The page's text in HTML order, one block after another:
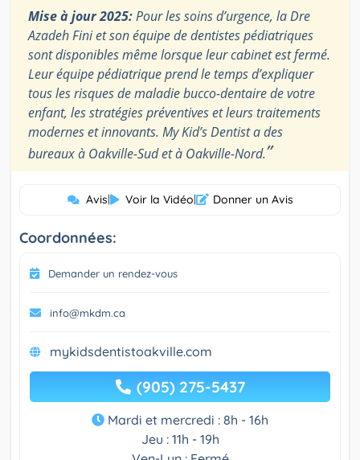
Mise à jour 2025:Pour les soins d’urgence, la Dre
Azadeh Fini et son équipe de dentistes pédiatriques
sont disponibles même lorsque leur cabinet est fermé.
Leur équipe pédiatrique prend le temps d’expliquer
tous les risques de maladie bucco-dentaire de votre
enfant, les stratégies préventives et leurs traitements
modernes et innovants. My Kid’s Dentist a des
bureaux à Oakville-Sud et à Oakville-Nord.”
Avis| Voir la Vidéo| Donner un Avis
Coordonnées:
Demander un rendez-vous
info@mkdm.ca
mykidsdentistoakville.com
(905) 275-5437
Mardi et mercredi : 8h - 16h
Jeu : 11h - 19h